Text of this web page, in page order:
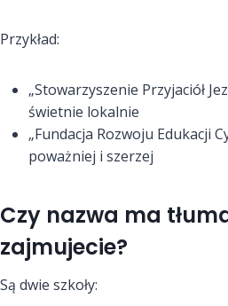
Przykład:
„Stowarzyszenie Przyjaciół
świetnie lokalnie
„Fundacja Rozwoju Edukacji
poważniej i szerzej
Czy nazwa ma
zajmujecie?
Są dwie szkoły: